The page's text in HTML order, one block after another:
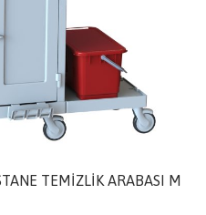
TEMİZLİK ARABASI M